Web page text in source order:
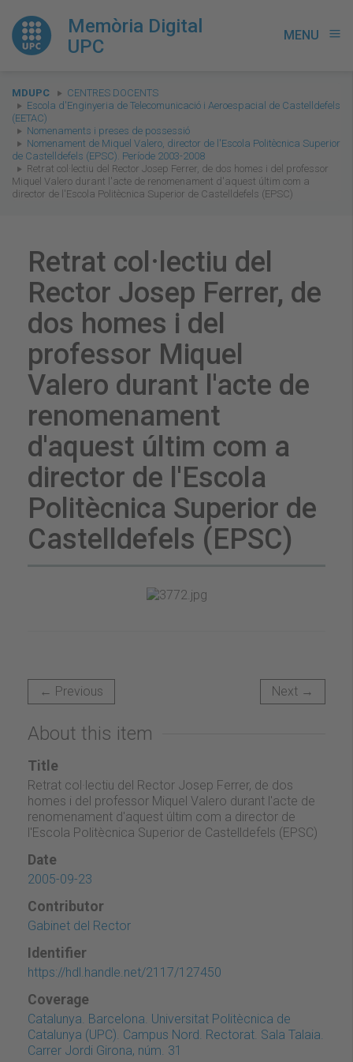
Memòria Digital
UPC
MENU menu
You
are
here:
MDUPC
CENTRES DOCENTS
Escola d'Enginyeria de Telecomunicació i Aeroespacial de Castelldefels
(EETAC)
Nomenaments i preses de possessió
Nomenament de Miquel Valero, director de l'Escola Politècnica Superior
de Castelldefels (EPSC). Període 2003-2008
Retrat col·lectiu del Rector Josep Ferrer, de dos homes i del professor
Miquel Valero durant l'acte de renomenament d'aquest últim com a
director de l'Escola Politècnica Superior de Castelldefels (EPSC)
Retrat col·lectiu del
Rector Josep Ferrer, de
dos homes i del
professor Miquel
Valero durant l'acte de
renomenament
d'aquest últim com a
director de l'Escola
Politècnica Superior de
Castelldefels (EPSC)
← Previous Next →
About this item
Title
Retrat col·lectiu del Rector Josep Ferrer, de dos
homes i del professor Miquel Valero durant l'acte de
renomenament d'aquest últim com a director de
l'Escola Politècnica Superior de Castelldefels (EPSC)
Date
2005-09-23
Contributor
Gabinet del Rector
Identifier
https://hdl.handle.net/2117/127450
Coverage
Catalunya. Barcelona. Universitat Politècnica de
Catalunya (UPC). Campus Nord. Rectorat. Sala Talaia.
Carrer Jordi Girona, núm. 31